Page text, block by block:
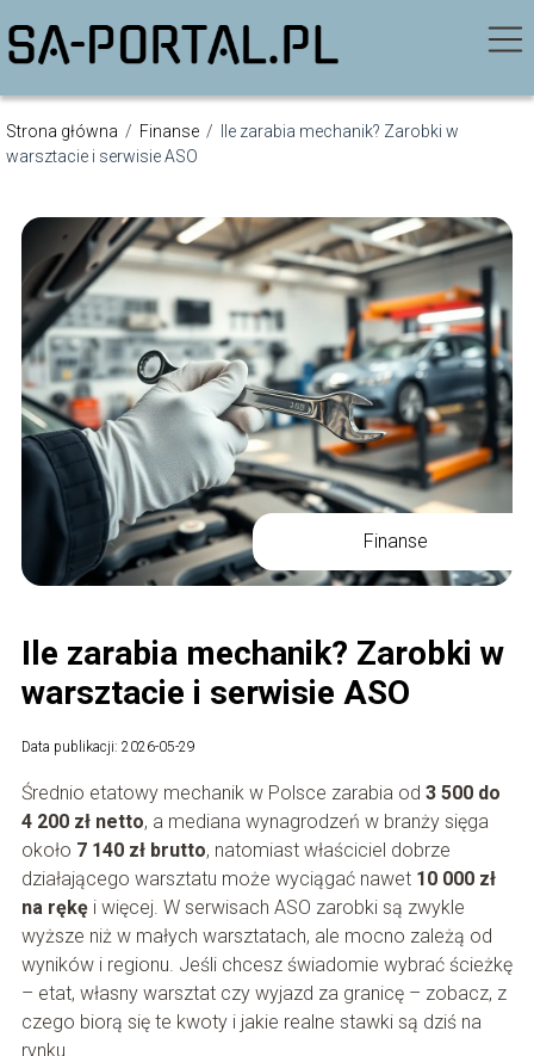
Strona główna / Finanse /
Ile zarabia mechanik? Zarobki w
warsztacie i serwisie ASO
Finanse
Ile zarabia mechanik? Zarobki w
warsztacie i serwisie ASO
Data publikacji: 2026-05-29
Średnio etatowy mechanik w Polsce zarabia od 3 500 do
4 200 zł netto, a mediana wynagrodzeń w branży sięga
około 7 140 zł brutto, natomiast właściciel dobrze
działającego warsztatu może wyciągać nawet 10 000 zł
na rękęi więcej. W serwisach ASO zarobki są zwykle
wyższe niż w małych warsztatach, ale mocno zależą od
wyników i regionu. Jeśli chcesz świadomie wybrać ścieżkę
– etat, własny warsztat czy wyjazd za granicę – zobacz, z
czego biorą się te kwoty i jakie realne stawki są dziś na
rynku.